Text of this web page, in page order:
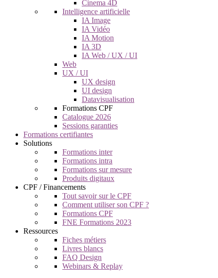
Cinema 4D
Intelligence artificielle
IA Image
IA Vidéo
IA Motion
IA 3D
IA Web / UX / UI
Web
UX / UI
UX design
UI design
Datavisualisation
Formations CPF
Catalogue 2026
Sessions garanties
Formations certifiantes
Solutions
Formations inter
Formations intra
Formations sur mesure
Produits digitaux
CPF / Financements
Tout savoir sur le CPF
Comment utiliser son CPF ?
Formations CPF
FNE Formations 2023
Ressources
Fiches métiers
Livres blancs
FAQ Design
Webinars & Replay